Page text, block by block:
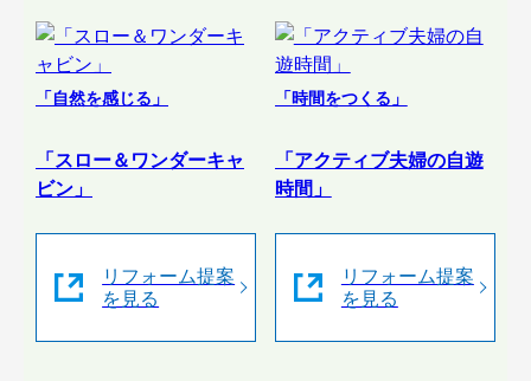
「自然を感じる」
「スロー＆ワンダーキャ
ビン」
リフォーム提案
を見る
「時間をつくる」
「アクティブ夫婦の自遊
時間」
リフォーム提案
を見る